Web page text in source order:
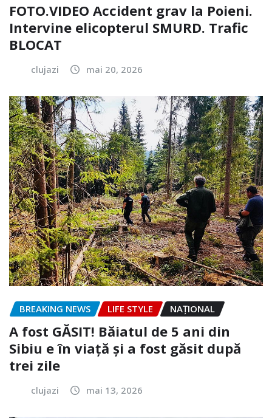
FOTO.VIDEO Accident grav la Poieni.
Intervine elicopterul SMURD. Trafic
BLOCAT
clujazi mai 20, 2026
BREAKING NEWS LIFE STYLE NAŢIONAL
A fost GĂSIT! Băiatul de 5 ani din
Sibiu e în viață și a fost găsit după
trei zile
clujazi mai 13, 2026